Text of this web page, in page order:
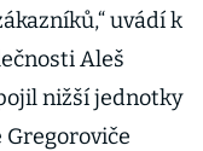
uvádí k
Aleš
nižší jednotky